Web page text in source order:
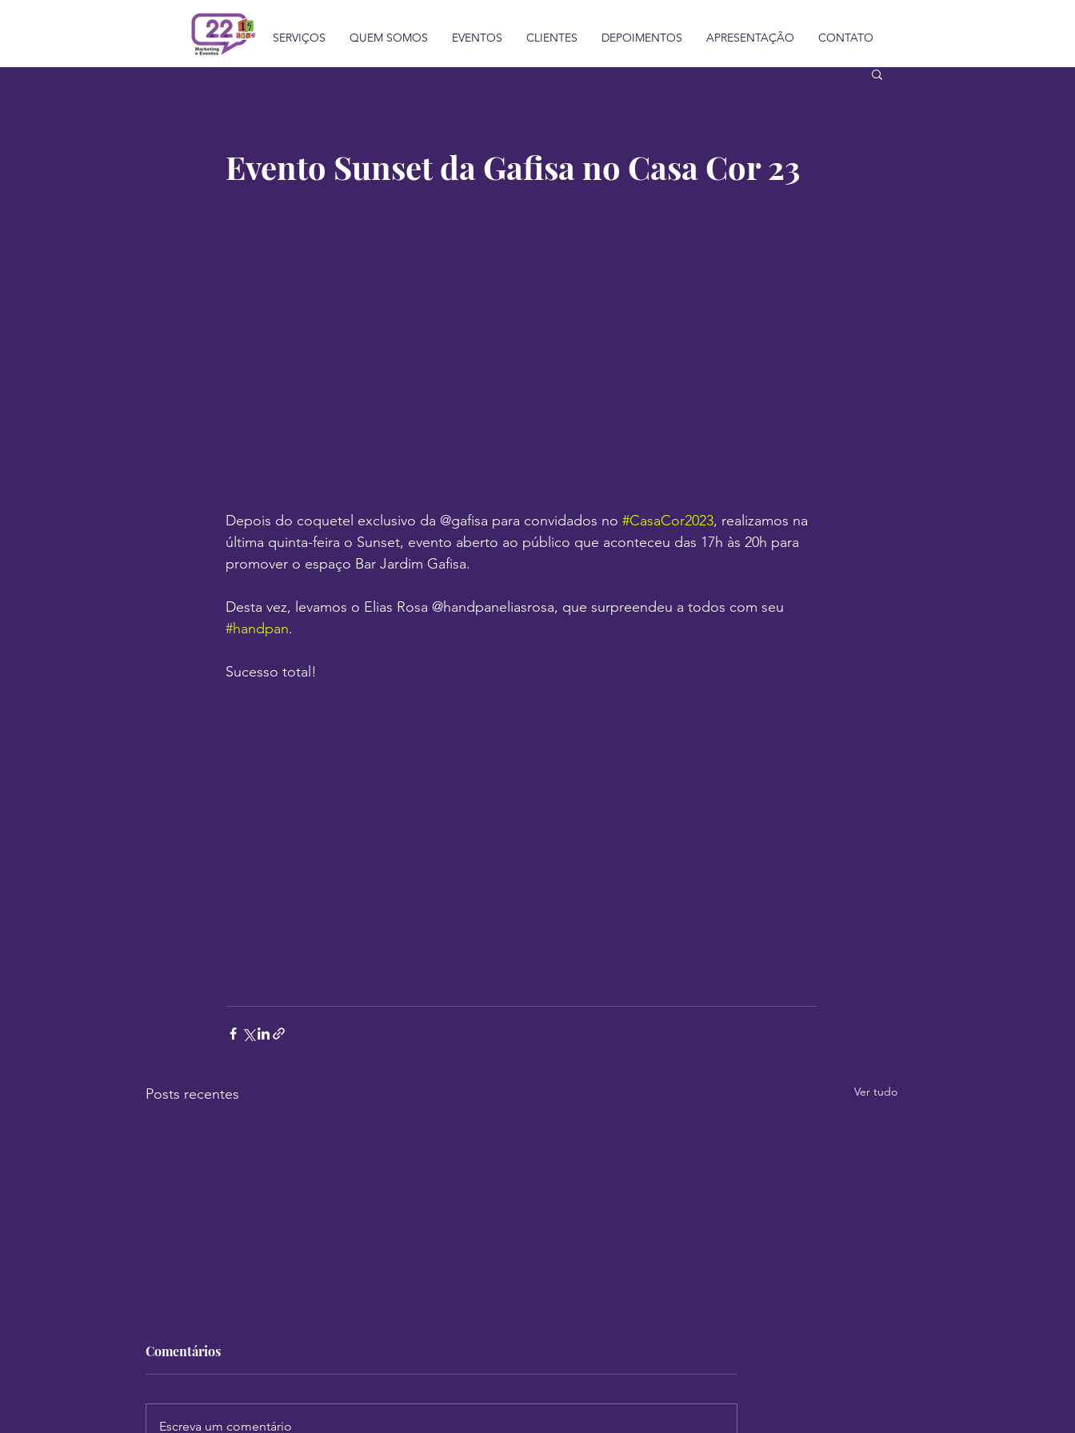
SERVIÇOS QUEM SOMOS EVENTOS CLIENTES DEPOIMENTOS APRESENTAÇÃO CONTATO
Evento Sunset da Gafisa no Casa Cor 23
Depois do coquetel exclusivo da @gafisa para convidados no #CasaCor2023, realizamos na
última quinta-feira o Sunset, evento aberto ao público que aconteceu das 17h às 20h para
promover o espaço Bar Jardim Gafisa.
Desta vez, levamos o Elias Rosa @handpaneliasrosa, que surpreendeu a todos com seu
#handpan.
Sucesso total!
Posts recentes Ver tudo
Comentários
Escreva um comentário